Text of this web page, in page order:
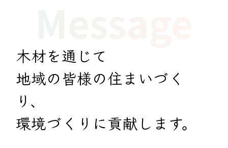
木材を通じて
地域の皆様の住まいづく
り、
環境づくりに貢献します。